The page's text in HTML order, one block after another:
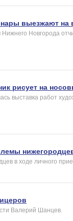
выезжают на
Новгорода
рисует на
выставка работ
в ходе личного
Валерий Шанцев.